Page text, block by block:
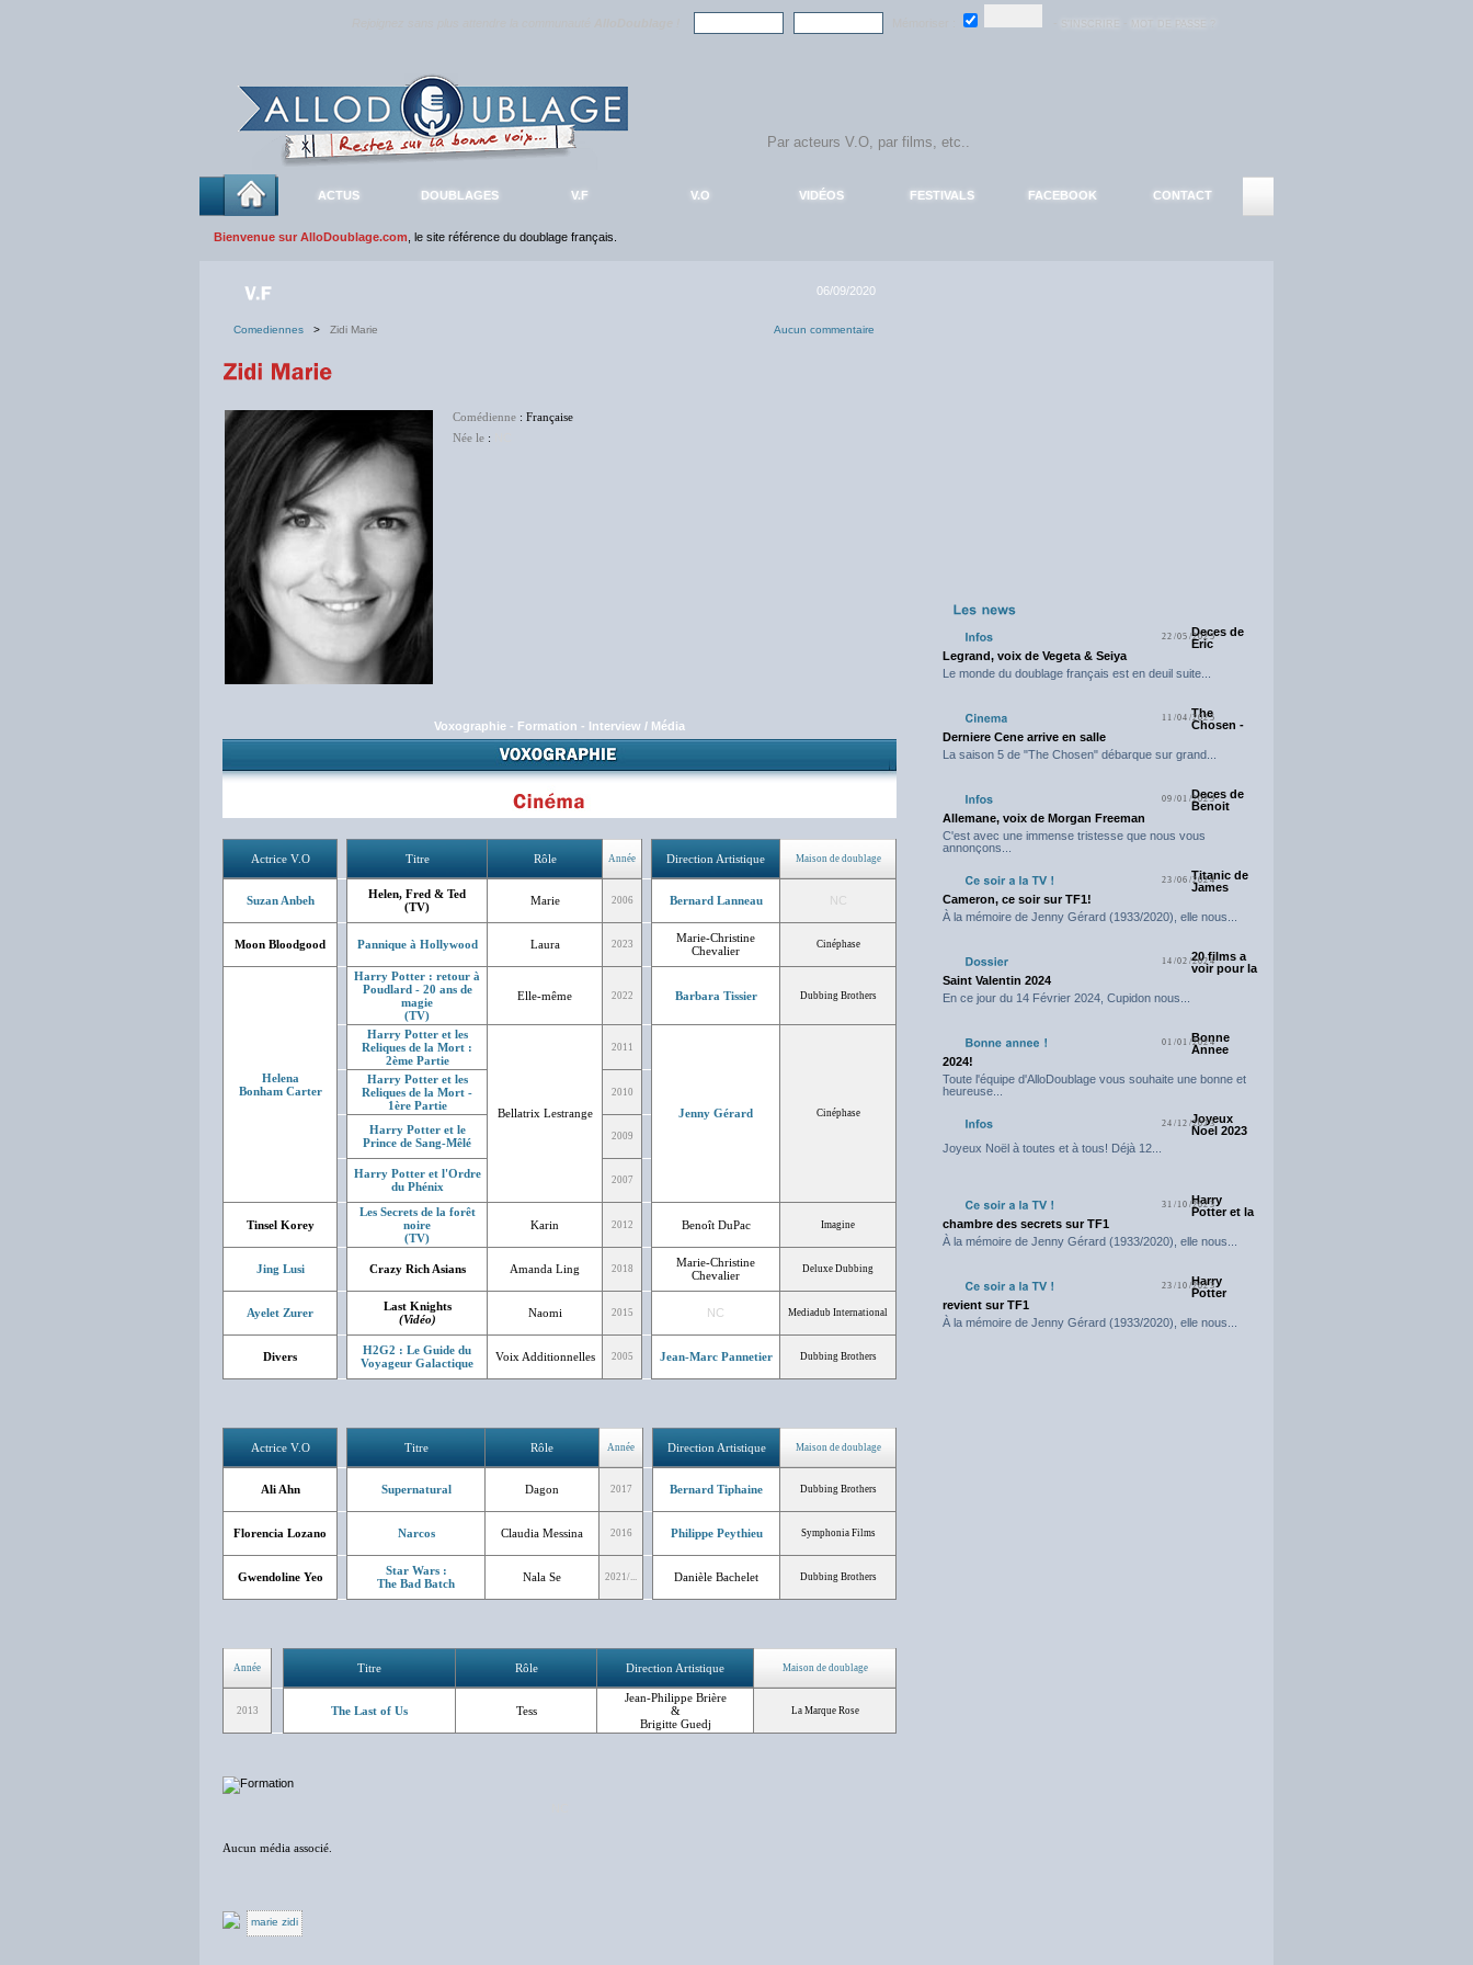
ACTUS DOUBLAGES V.F V.O VIDÉOS FESTIVALS FACEBOOK CONTACT
Bienvenue sur AlloDoublage.com , le site référence du doublage français.
06/09/2020
Comediennes > Zidi Marie Aucun commentaire
Comédienne : Française
Née le :
Voxographie - Formation - Interview / Média
Actrice V.O Titre Rôle Année Direction Artistique Maison de doublage
Suzan Anbeh
Helen, Fred & Ted
(TV)
Marie 2006 Bernard Lanneau NC
Moon Bloodgood Pannique à Hollywood Laura 2023
Marie-Christine
Chevalier
Cinéphase
Helena
Bonham Carter
Harry Potter : retour à
Poudlard - 20 ans de
magie
(TV)
Elle-même 2022 Barbara Tissier Dubbing Brothers
Harry Potter et les
Reliques de la Mort :
2ème Partie
Bellatrix Lestrange
2011
Jenny Gérard Cinéphase
Harry Potter et les
Reliques de la Mort -
1ère Partie
2010
Harry Potter et le
Prince de Sang-Mêlé
2009
Harry Potter et l'Ordre
du Phénix
2007
Tinsel Korey
Les Secrets de la forêt
noire
(TV)
Karin 2012 Benoît DuPac Imagine
Jing Lusi Crazy Rich Asians Amanda Ling 2018
Marie-Christine
Chevalier
Deluxe Dubbing
Ayelet Zurer
Last Knights
(Vidéo)
Naomi 2015 NC Mediadub International
Divers
H2G2 : Le Guide du
Voyageur Galactique
Voix Additionnelles 2005 Jean-Marc Pannetier Dubbing Brothers
Actrice V.O Titre Rôle Année Direction Artistique Maison de doublage
Ali Ahn Supernatural Dagon 2017 Bernard Tiphaine Dubbing Brothers
Florencia Lozano Narcos Claudia Messina 2016 Philippe Peythieu Symphonia Films
Gwendoline Yeo
Star Wars :
The Bad Batch
Nala Se 2021/... Danièle Bachelet Dubbing Brothers
Année Titre Rôle Direction Artistique Maison de doublage
2013 The Last of Us Tess
Jean-Philippe Brière
&
Brigitte Guedj
La Marque Rose
Aucun média associé.
marie zidi
22/05/2025Deces de
Eric
Legrand, voix de Vegeta & Seiya
Le monde du doublage français est en deuil suite...
11/04/2025
The
Chosen -
Derniere Cene arrive en salle
La saison 5 de "The Chosen" débarque sur grand...
09/01/2025Deces de
Benoit
Allemane, voix de Morgan Freeman
C'est avec une immense tristesse que nous vous
annonçons...
23/06/2024Titanic de
James
Cameron, ce soir sur TF1!
À la mémoire de Jenny Gérard (1933/2020), elle nous...
14/02/202420 films a
voir pour la
Saint Valentin 2024
En ce jour du 14 Février 2024, Cupidon nous...
01/01/2024
Bonne
Annee
2024!
Toute l'équipe d'AlloDoublage vous souhaite une bonne et
heureuse...
24/12/2023
Joyeux
Noel 2023
Joyeux Noël à toutes et à tous! Déjà 12...
31/10/2023
Harry
Potter et la
chambre des secrets sur TF1
À la mémoire de Jenny Gérard (1933/2020), elle nous...
23/10/2023
Harry
Potter
revient sur TF1
À la mémoire de Jenny Gérard (1933/2020), elle nous...